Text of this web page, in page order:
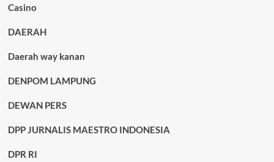
Casino
DAERAH
Daerah way kanan
DENPOM LAMPUNG
DEWAN PERS
DPP JURNALIS MAESTRO INDONESIA
DPR RI